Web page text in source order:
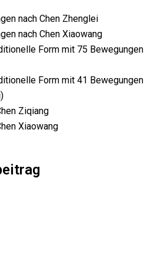
nach Chen Zhenglei
nach Chen Xiaowang
Form mit 75 Bewegungen
Form mit 41 Bewegungen
Ziqiang
Xiaowang